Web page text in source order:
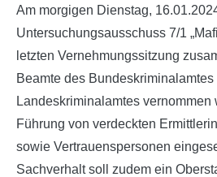
Am morgigen Dienstag,
Untersuchungsausschuss 7/1
letzten Vernehmungssitzung
Beamte des
Landeskriminalamtes vernommen
Führung von verdeckten
sowie Vertrauenspersonen
Sachverhalt soll zudem ein